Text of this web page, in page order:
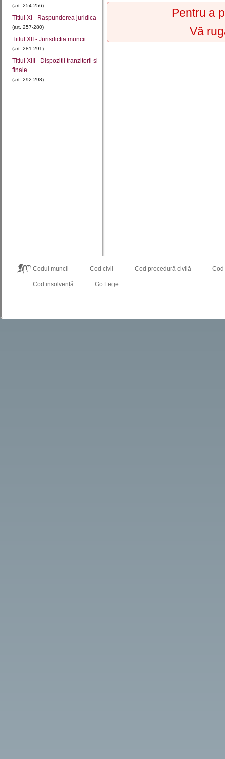
(art. 254-256)
Titlul XI - Raspunderea juridica
(art. 257-280)
Titlul XII - Jurisdictia muncii
(art. 281-291)
Titlul XIII - Dispozitii tranzitorii si
finale
(art. 292-298)
Pentru a
Vă
Codul muncii Cod civil Cod procedură civilă
Cod insolvență Go Lege